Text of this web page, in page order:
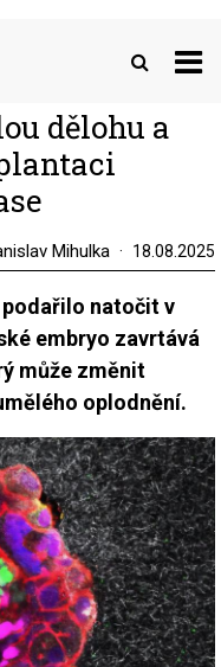
dělohu a
Mihulka 18.08.2025
podařilo natočit v
embryo zavrtává
může změnit
oplodnění.